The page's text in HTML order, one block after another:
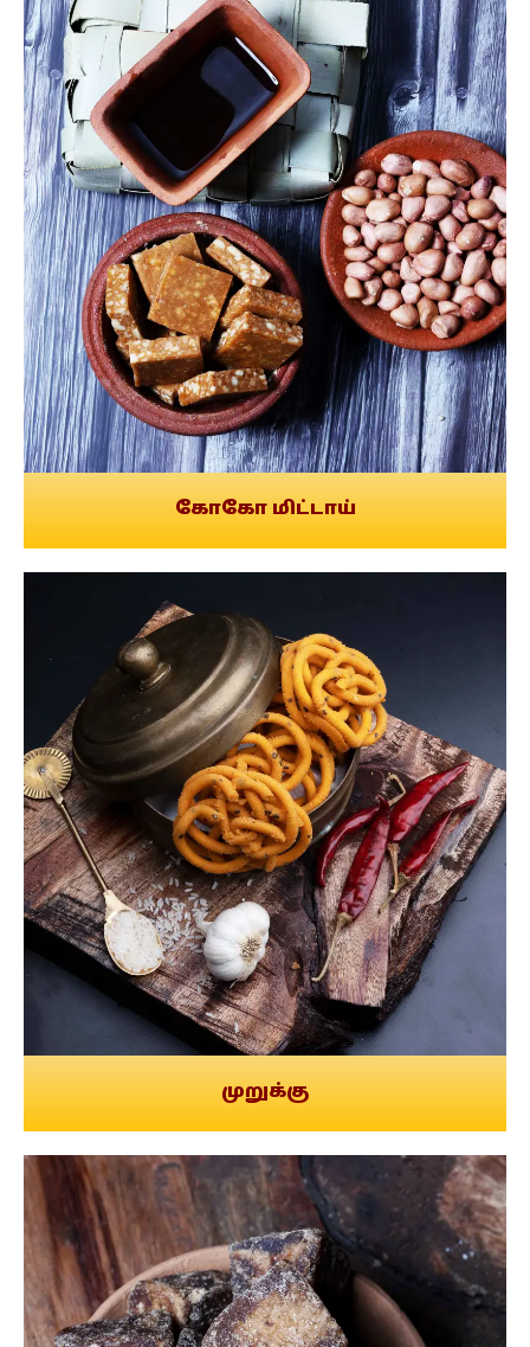
கோகோ மிட்டாய்
முறுக்கு